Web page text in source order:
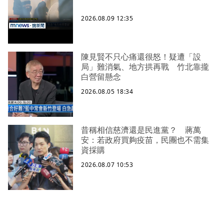
2026.08.09 12:35
陳見賢不只心痛還很怒！疑遭「設
局」難消氣、地方拱再戰 竹北靠攏
白營留懸念
2026.08.05 18:34
昔稱相信慈濟還是民進黨？ 蔣萬
安：若政府買夠疫苗，民團也不需集
資採購
2026.08.07 10:53